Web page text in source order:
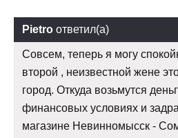
Pietro ответил(а)
Совсем, теперь я могу
второй , неизвестной жене
город. Откуда возьмутся
финансовых условиях и
магазине Невинномысск -